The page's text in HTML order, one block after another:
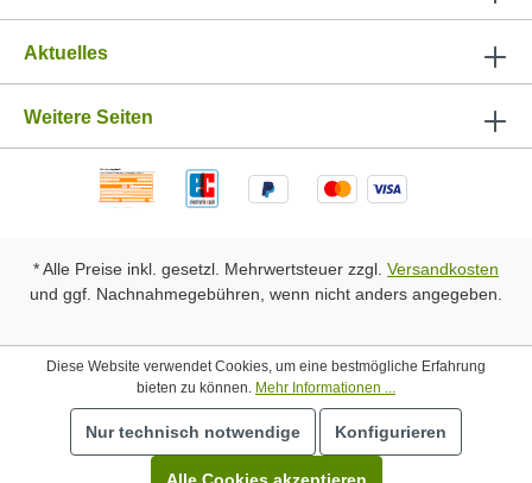
Aktuelles
Weitere Seiten
* Alle Preise inkl. gesetzl. Mehrwertsteuer zzgl. Versandkosten
und ggf. Nachnahmegebühren, wenn nicht anders angegeben.
Diese Website verwendet Cookies, um eine bestmögliche Erfahrung
bieten zu können. Mehr Informationen ...
Nur technisch notwendige Konfigurieren